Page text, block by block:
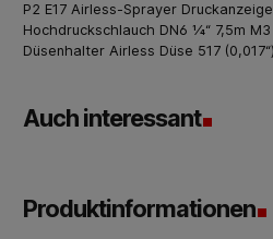
P2 E17 Airless-Sprayer
Hochdruckschlauch DN6 1⁄4“ 7,5m
Düsenhalter Airless Düse 517 (0,017“)
Auch interessant
Produktinformationen